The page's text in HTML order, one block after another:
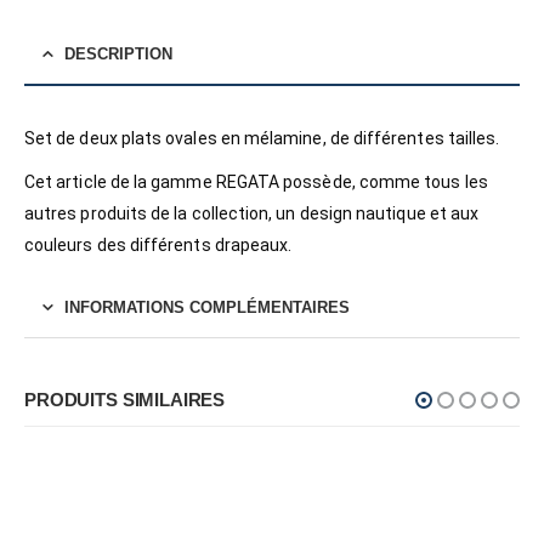
DESCRIPTION
Set de deux plats ovales en mélamine, de différentes tailles.
Cet article de la gamme REGATA possède, comme tous les
autres produits de la collection, un design nautique et aux
couleurs des différents drapeaux.
INFORMATIONS COMPLÉMENTAIRES
PRODUITS SIMILAIRES